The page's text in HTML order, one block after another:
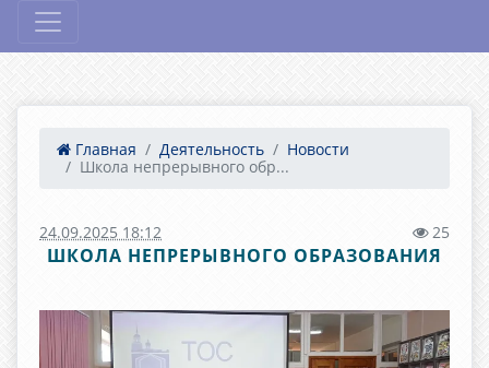
Главная Деятельность
Новости
Школа непрерывного обр...
24.09.2025 18:12 25
ШКОЛА НЕПРЕРЫВНОГО ОБРАЗОВАНИЯ